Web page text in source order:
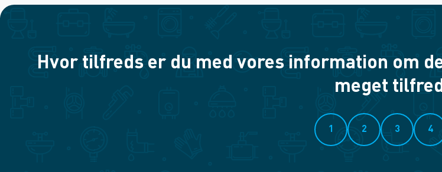
Hvor tilfreds er du med vores information om
meget
1 2 3 4